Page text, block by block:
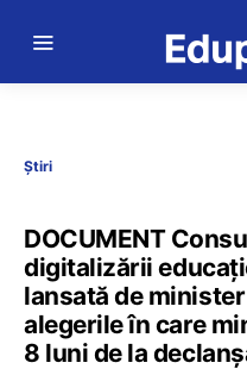
Știri
DOCUMENT
digitalizării
lansată de
alegerile în care
8 luni de la